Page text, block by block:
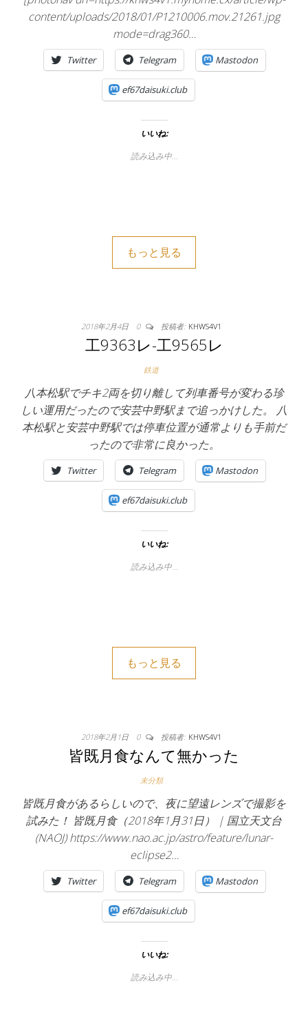
content/uploads/2018/01/P1210006.mov.21261.jpg
mode=drag360…
Twitter Telegram Mastodon
ef67daisuki.club
いいね:
読み込み中…
もっと見る
2018年2月4日 0 投稿者: KHWS4V1
工9363レ-工9565レ
鉄道
八本松駅でチキ2両を切り離して列車番号が変わる珍
しい運用だったので安芸中野駅まで追っかけした。 八
本松駅と安芸中野駅では停車位置が通常よりも手前だ
ったので非常に良かった。
Twitter Telegram Mastodon
ef67daisuki.club
いいね:
読み込み中…
もっと見る
2018年2月1日 0 投稿者: KHWS4V1
皆既月食なんて無かった
未分類
皆既月食があるらしいので、夜に望遠レンズで撮影を
試みた！ 皆既月食（2018年1月31日） | 国立天文台
(NAOJ) https://www.nao.ac.jp/astro/feature/lunar-
eclipse2…
Twitter Telegram Mastodon
ef67daisuki.club
いいね:
読み込み中…